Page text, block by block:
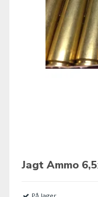
Jagt Ammo